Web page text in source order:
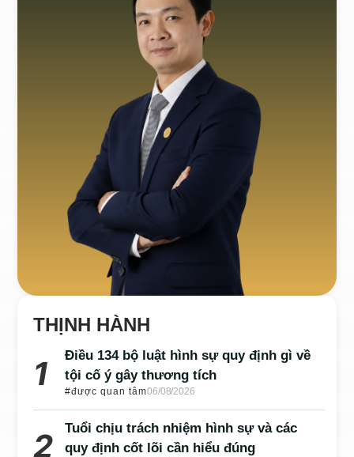
THỊNH HÀNH
Điều 134 bộ luật hình sự quy định gì về
tội cố ý gây thương tích
#được quan tâm06/08/2026
Tuổi chịu trách nhiệm hình sự và các
quy định cốt lõi cần hiểu đúng